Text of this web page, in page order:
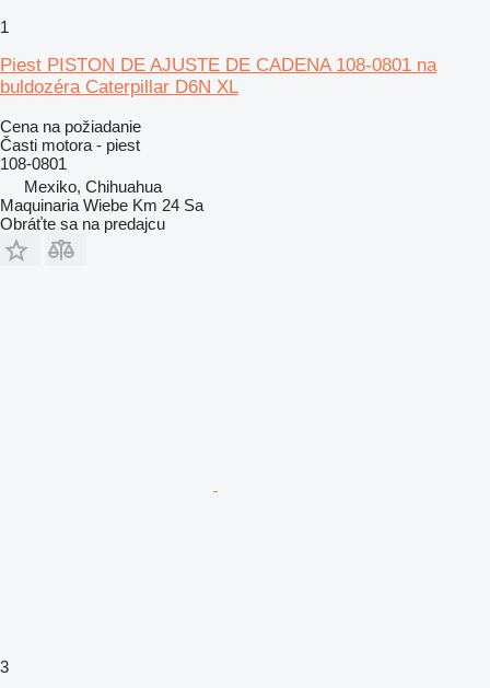
1
Piest PISTON DE AJUSTE DE CADENA 108-0801 na
buldozéra Caterpillar D6N XL
Cena na požiadanie
Časti motora - piest
108-0801
Mexiko, Chihuahua
Maquinaria Wiebe Km 24 Sa
Obráťte sa na predajcu
3